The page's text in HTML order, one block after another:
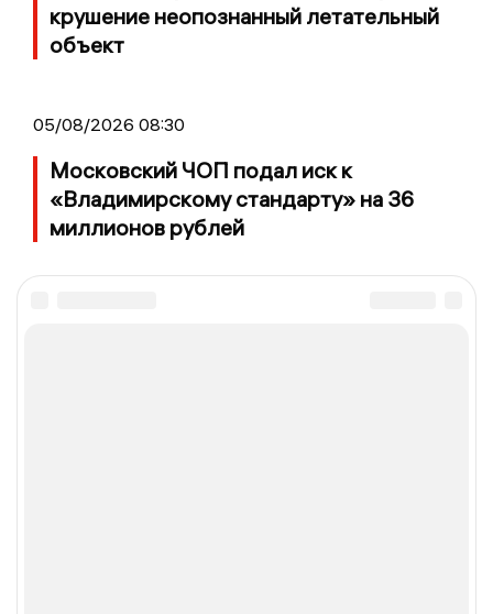
крушение неопознанный летательный
объект
05/08/2026 08:30
Московский ЧОП подал иск к
«Владимирскому стандарту» на 36
миллионов рублей